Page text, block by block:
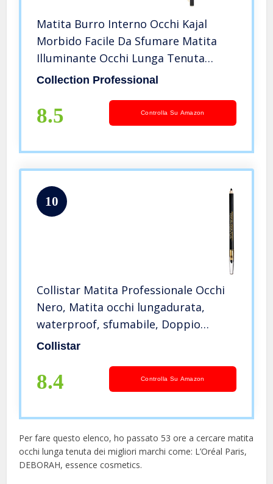
Matita Burro Interno Occhi Kajal
Morbido Facile Da Sfumare Matita
Illuminante Occhi Lunga Tenuta
Matita Occhi Burro 17 Cm
Collection Professional
8.5 Controlla Su Amazon
10
Collistar Matita Professionale Occhi
Nero, Matita occhi lungadurata,
waterproof, sfumabile, Doppio
utilizzo come eyeliner e come
testata, 1, 2 ml
Collistar
8.4 Controlla Su Amazon
Per fare questo elenco, ho passato 53 ore a cercare matita
occhi lunga tenuta dei migliori marchi come: L’Oréal Paris,
DEBORAH, essence cosmetics.